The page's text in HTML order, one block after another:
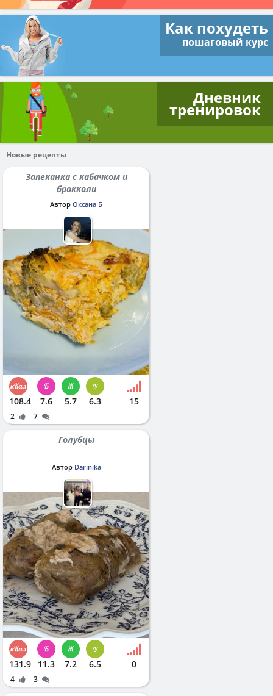
Как похудеть
пошаговый курс
Дневник
тренировок
Новые рецепты
Запеканка с кабачком и
брокколи
Автор Оксана Б
108.4 7.6 5.7 6.3 15
2 7
Голубцы
Автор Darinika
131.9 11.3 7.2 6.5 0
4 3